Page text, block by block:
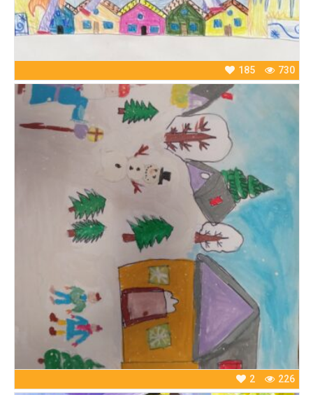
730
185
226
2